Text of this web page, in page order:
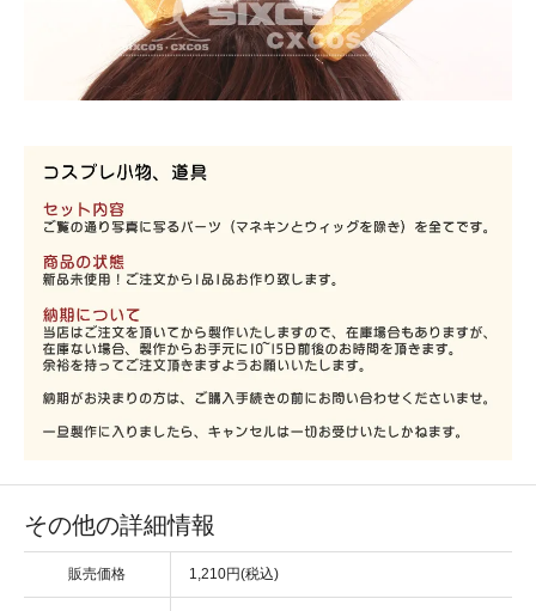
その他の詳細情報
販売価格 1,210円(税込)